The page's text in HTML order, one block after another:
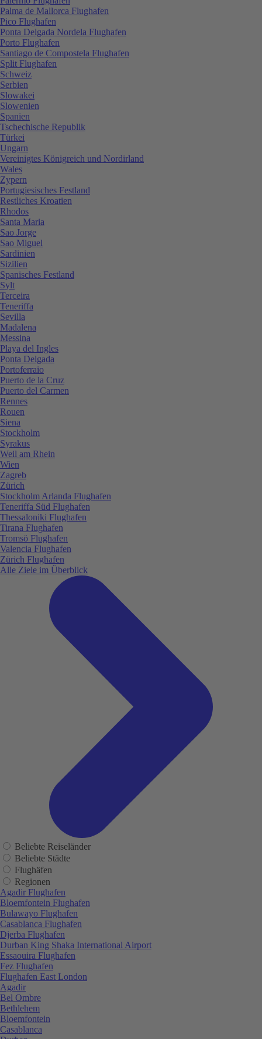
Palma de Mallorca Flughafen
Pico Flughafen
Ponta Delgada Nordela Flughafen
Porto Flughafen
Santiago de Compostela Flughafen
Split Flughafen
Schweiz
Serbien
Slowakei
Slowenien
Spanien
Tschechische Republik
Türkei
Ungarn
Vereinigtes Königreich und Nordirland
Wales
Zypern
Portugiesisches Festland
Restliches Kroatien
Rhodos
Santa Maria
Sao Jorge
Sao Miguel
Sardinien
Sizilien
Spanisches Festland
Sylt
Terceira
Teneriffa
Sevilla
Madalena
Messina
Playa del Ingles
Ponta Delgada
Portoferraio
Puerto de la Cruz
Puerto del Carmen
Rennes
Rouen
Siena
Stockholm
Syrakus
Weil am Rhein
Wien
Zagreb
Zürich
Stockholm Arlanda Flughafen
Teneriffa Süd Flughafen
Thessaloniki Flughafen
Tirana Flughafen
Tromsö Flughafen
Valencia Flughafen
Zürich Flughafen
Alle Ziele im Überblick
Beliebte Reiseländer
Beliebte Städte
Flughäfen
Regionen
Agadir Flughafen
Bloemfontein Flughafen
Bulawayo Flughafen
Casablanca Flughafen
Djerba Flughafen
Durban King Shaka International Airport
Essaouira Flughafen
Fez Flughafen
Flughafen East London
Agadir
Bel Ombre
Bethlehem
Bloemfontein
Casablanca